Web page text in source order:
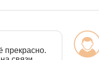
прекрасно.